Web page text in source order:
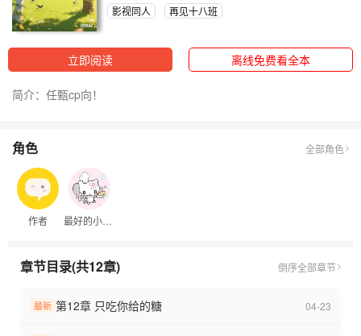
影视同人
再见十八班
立即阅读 离线免费看全本
简介：任甄cp向！
角色 全部角色
作者 最好的小作者
章节目录(共12章) 倒序全部章节
最新 第12章 只吃你给的糖 04-23